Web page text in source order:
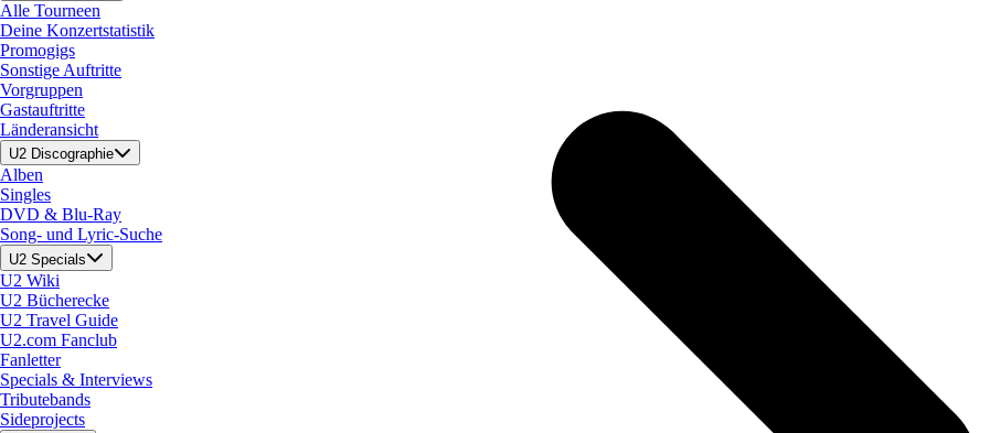
Alle Tourneen
Deine Konzertstatistik
Promogigs
Sonstige Auftritte
Vorgruppen
Gastauftritte
Länderansicht
U2 Discographie
Alben
Singles
DVD & Blu-Ray
Song- und Lyric-Suche
U2 Specials
U2 Wiki
U2 Bücherecke
U2 Travel Guide
U2.com Fanclub
Fanletter
Specials & Interviews
Tributebands
Sideprojects